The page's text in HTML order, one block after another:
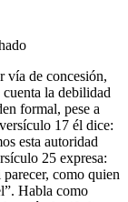
vía de concesión,
la debilidad
formal, pese a
17 él dice:
esta autoridad
25 expresa:
como quien
Habla como